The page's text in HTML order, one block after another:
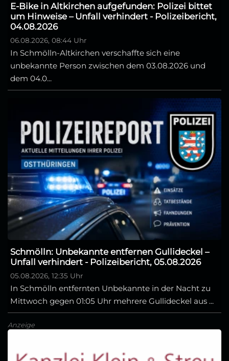
E-Bike in Altkirchen aufgefunden: Polizei bittet
um Hinweise – Unfall verhindert - Polizeibericht,
04.08.2026
06.08.2026, 08:44 Uhr
In Schmölln-Altkirchen verschaffte sich eine
unbekannte Person zwischen dem 03.08.2026 und
dem 04.0...
Schmölln: Unbekannte entfernen Gullideckel –
Unfall verhindert - Polizeibericht, 05.08.2026
05.08.2026, 12:35 Uhr
In Schmölln entfernten Unbekannte in der Nacht zu
Mittwoch gegen 01:05 Uhr mehrere Gullideckel aus ...
Anzeige